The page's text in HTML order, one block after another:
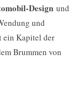
Design und
und
ein Kapitel der
Brummen von